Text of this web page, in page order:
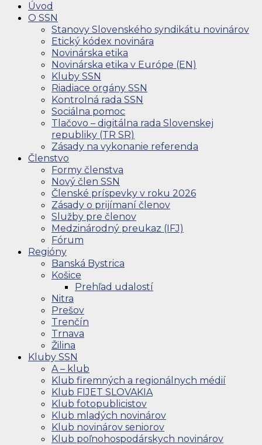
Úvod
O SSN
Stanovy Slovenského syndikátu novinárov
Etický kódex novinára
Novinárska etika
Novinárska etika v Európe (EN)
Kluby SSN
Riadiace orgány SSN
Kontrolná rada SSN
Sociálna pomoc
Tlačovo – digitálna rada Slovenskej
republiky (TR SR)
Zásady na vykonanie referenda
Členstvo
Formy členstva
Nový člen SSN
Členské príspevky v roku 2026
Zásady o prijímaní členov
Služby pre členov
Medzinárodný preukaz (IFJ)
Fórum
Regióny
Banská Bystrica
Košice
Prehľad udalostí
Nitra
Prešov
Trenčín
Trnava
Žilina
Kluby SSN
A – klub
Klub firemných a regionálnych médií
Klub FIJET SLOVAKIA
Klub fotopublicistov
Klub mladých novinárov
Klub novinárov seniorov
Klub poľnohospodárskych novinárov